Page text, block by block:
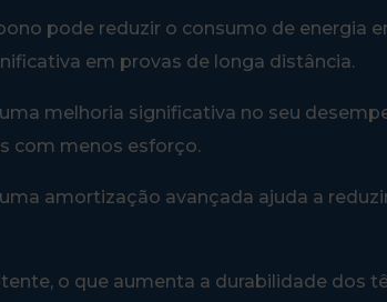
pode reduzir o consumo de energia
em provas de longa distância.
melhoria significativa no seu
com menos esforço.
amortização avançada ajuda a
o que aumenta a durabilidade dos